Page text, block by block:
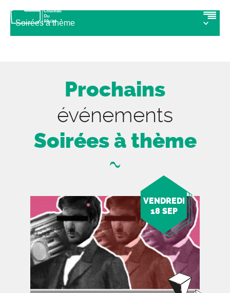
Prochains
événements
Soirées à thème
VENDREDI
18 SEP